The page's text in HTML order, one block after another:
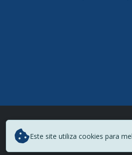
Este site utiliza cookies para